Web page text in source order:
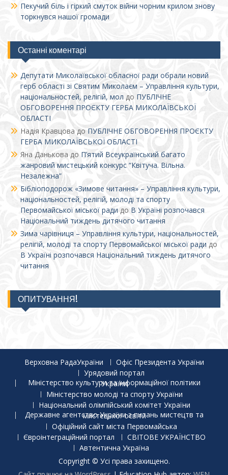
Пекучий біль і гіркий смуток війни чорним крилом знову
торкнувся нашої громади
Останні коментарі
Депутати Миколаївської обласної ради обрали новий
герб області зі Святим Миколаєм – Управління культури,
національностей, релігій, мол до ПУБЛІЧНЕ
ОБГОВОРЕННЯ ПРОЄКТУ ГЕРБА МИКОЛАЇВСЬКОЇ
ОБЛАСТІ
Надія Кравцова до ПУБЛІЧНЕ ОБГОВОРЕННЯ ПРОЄКТУ
ГЕРБА МИКОЛАЇВСЬКОЇ ОБЛАСТІ
Яна Данькова до П’ятий Всеукраїнський багато
жанровий мистецький конкурс “Квітуча. Вільна.
Незалежна”
Бібліоподорож «Зимове читання» – Управління культури,
національностей, релігій, молоді та спорту
Первомайської міської ради до В Україні розпочався
Національний тиждень дитячого читання
Зима чарівниця – Управління культури, національностей,
релігій, молоді та спорту Первомайської міської ради до
В Україні розпочався Національний тиждень дитячого
читання
ОПИТУВАННЯ!
Верховна РадаУкраїни
Офіс Президента України
Урядовий портал
Міністерство культури та інформаційної політики України
Міністерство молоді та спорту України
Національний олімпійський комітет України
Державне агентство України з питань мистецтв та мистецької освіти
Офіційний сайт міста Первомайська
Євроінтеграційний портал
СВІТОВЕ УКРАЇНСТВО
Автентична Україна
Copyright © Усі права захищено.